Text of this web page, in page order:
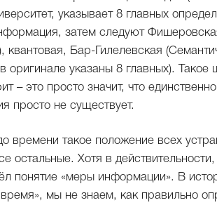
указывает 8 главных
затем следуют
квантовая, Бар-Гилелевская
оригинале указаны 8 главных).
– это просто значит, что
просто не существует.
времени такое положение всех
остальные. Хотя в
понятие «меры информации». В
мы не знаем, как правильно